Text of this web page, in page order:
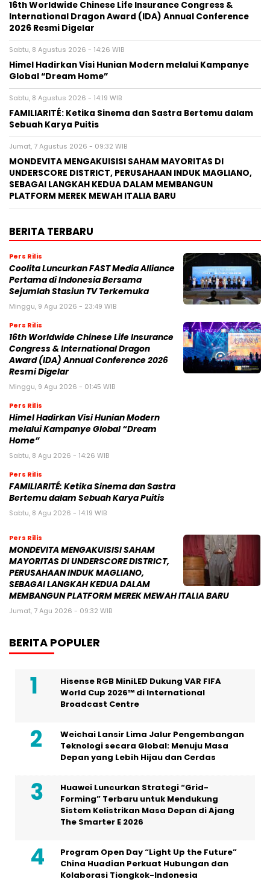
16th Worldwide Chinese Life Insurance Congress &
International Dragon Award (IDA) Annual Conference
2026 Resmi Digelar
Sabtu, 8 Agustus 2026 - 14:26 WIB
Himel Hadirkan Visi Hunian Modern melalui Kampanye
Global “Dream Home”
Sabtu, 8 Agustus 2026 - 14:19 WIB
FAMILIARITÉ: Ketika Sinema dan Sastra Bertemu dalam
Sebuah Karya Puitis
Jumat, 7 Agustus 2026 - 09:32 WIB
MONDEVITA MENGAKUISISI SAHAM MAYORITAS DI
UNDERSCORE DISTRICT, PERUSAHAAN INDUK MAGLIANO,
SEBAGAI LANGKAH KEDUA DALAM MEMBANGUN
PLATFORM MEREK MEWAH ITALIA BARU
BERITA TERBARU
Pers Rilis
Coolita Luncurkan FAST Media Alliance
Pertama di Indonesia Bersama
Sejumlah Stasiun TV Terkemuka
Minggu, 9 Agu 2026 - 23:49 WIB
Pers Rilis
16th Worldwide Chinese Life Insurance
Congress & International Dragon
Award (IDA) Annual Conference 2026
Resmi Digelar
Minggu, 9 Agu 2026 - 01:45 WIB
Pers Rilis
Himel Hadirkan Visi Hunian Modern
melalui Kampanye Global “Dream
Home”
Sabtu, 8 Agu 2026 - 14:26 WIB
Pers Rilis
FAMILIARITÉ: Ketika Sinema dan Sastra
Bertemu dalam Sebuah Karya Puitis
Sabtu, 8 Agu 2026 - 14:19 WIB
Pers Rilis
MONDEVITA MENGAKUISISI SAHAM
MAYORITAS DI UNDERSCORE DISTRICT,
PERUSAHAAN INDUK MAGLIANO,
SEBAGAI LANGKAH KEDUA DALAM
MEMBANGUN PLATFORM MEREK MEWAH ITALIA BARU
Jumat, 7 Agu 2026 - 09:32 WIB
BERITA POPULER
Hisense RGB MiniLED Dukung VAR FIFA
World Cup 2026™ di International
Broadcast Centre
Weichai Lansir Lima Jalur Pengembangan
Teknologi secara Global: Menuju Masa
Depan yang Lebih Hijau dan Cerdas
Huawei Luncurkan Strategi “Grid-
Forming” Terbaru untuk Mendukung
Sistem Kelistrikan Masa Depan di Ajang
The Smarter E 2026
Program Open Day “Light Up the Future”
China Huadian Perkuat Hubungan dan
Kolaborasi Tiongkok-Indonesia